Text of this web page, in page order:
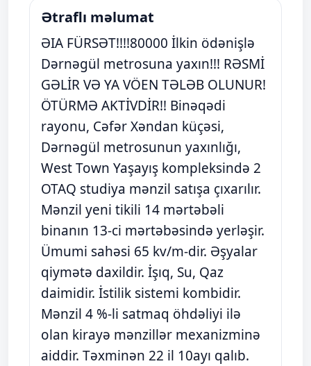
Ətraflı məlumat
ƏIA FÜRSƏT!!!!80000 İlkin ödənişlə
Dərnəgül metrosuna yaxın!!! RƏSMİ
GƏLİR VƏ YA VÖEN TƏLƏB OLUNUR!
ÖTÜRMƏ AKTİVDİR!! Binəqədi
rayonu, Cəfər Xəndan küçəsi,
Dərnəgül metrosunun yaxınlığı,
West Town Yaşayış kompleksində 2
OTAQ studiya mənzil satışa çıxarılır.
Mənzil yeni tikili 14 mərtəbəli
binanın 13-ci mərtəbəsində yerləşir.
Ümumi sahəsi 65 kv/m-dir. Əşyalar
qiymətə daxildir. İşıq, Su, Qaz
daimidir. İstilik sistemi kombidir.
Mənzil 4 %-li satmaq öhdəliyi ilə
olan kirayə mənzillər mexanizminə
aiddir. Təxminən 22 il 10ayı qalıb.